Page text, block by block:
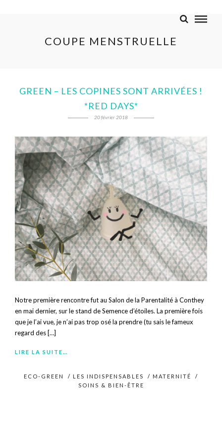
COUPE MENSTRUELLE
GREEN – LES COPINES SONT ARRIVÉES !
*RED DAYS*
20 février 2018
Notre première rencontre fut au Salon de la Parentalité à Conthey
en mai dernier, sur le stand de Semence d’étoiles. La première fois
que je l’ai vue, je n’ai pas trop osé la prendre (tu sais le fameux
regard des […]
LIRE LA SUITE…
ECO-GREEN / LES INDISPENSABLES / MATERNITÉ
/
SOINS & BIEN-ÊTRE